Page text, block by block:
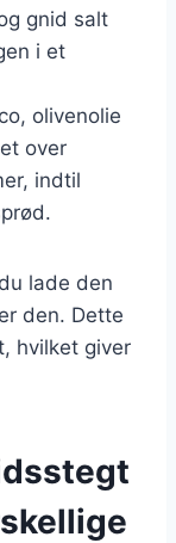
gnid salt
i et
olivenolie
over
indtil
lade den
den. Dette
hvilket giver